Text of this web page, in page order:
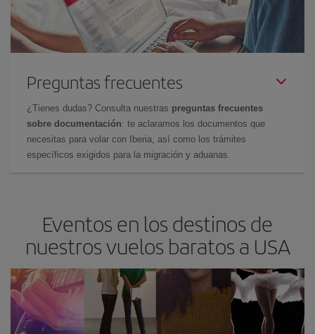
Preguntas frecuentes
¿Tienes dudas? Consulta nuestras preguntas frecuentes
sobre documentación: te aclaramos los documentos que
necesitas para volar con Iberia, así como los trámites
específicos exigidos para la migración y aduanas.
Eventos en los destinos de
nuestros vuelos baratos a USA